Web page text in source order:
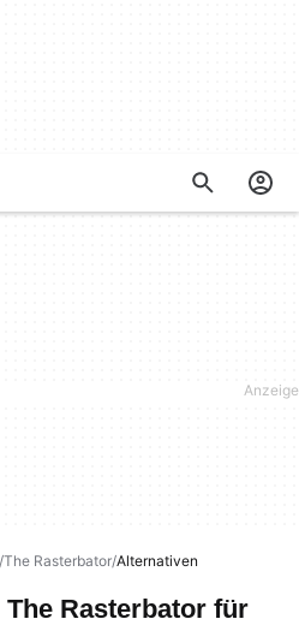
The Rasterbator Alternativen
The Rasterbator für